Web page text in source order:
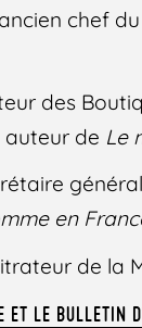
chef
des
auteur de Le
en
de la
ET LE BULLETIN